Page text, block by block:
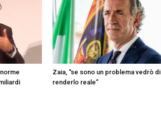
Zaia, “se sono un problema vedrò di
renderlo reale”